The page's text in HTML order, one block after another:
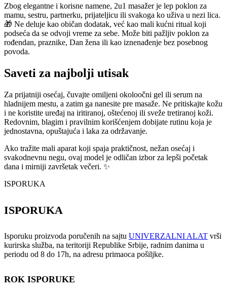
Zbog elegantne i korisne namene, 2u1 masažer je lep poklon za
mamu, sestru, partnerku, prijateljicu ili svakoga ko uživa u nezi lica.
🎁 Ne deluje kao običan dodatak, već kao mali kućni ritual koji
podseća da se odvoji vreme za sebe. Može biti pažljiv poklon za
rođendan, praznike, Dan žena ili kao iznenađenje bez posebnog
povoda.
Saveti za najbolji utisak
Za prijatniji osećaj, čuvajte omiljeni okoloočni gel ili serum na
hladnijem mestu, a zatim ga nanesite pre masaže. Ne pritiskajte kožu
i ne koristite uređaj na iritiranoj, oštećenoj ili sveže tretiranoj koži.
Redovnim, blagim i pravilnim korišćenjem dobijate rutinu koja je
jednostavna, opuštajuća i laka za održavanje.
Ako tražite mali aparat koji spaja praktičnost, nežan osećaj i
svakodnevnu negu, ovaj model je odličan izbor za lepši početak
dana i mirniji završetak večeri. ✨
ISPORUKA
ISPORUKA
Isporuku proizvoda poručenih na sajtu UNIVERZALNI ALAT vrši
kurirska služba, na teritoriji Republike Srbije, radnim danima u
periodu od 8 do 17h, na adresu primaoca pošiljke.
ROK ISPORUKE